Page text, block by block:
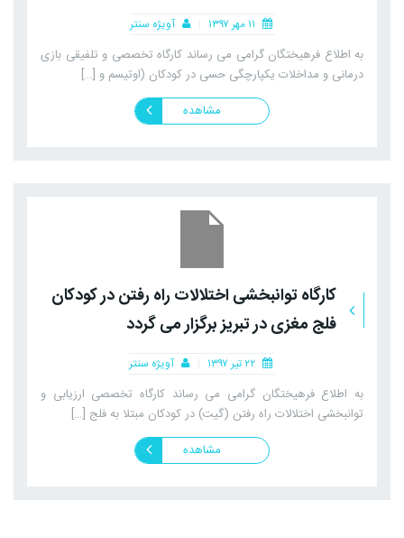
آویژه سنتر
به اطلاع فرهیختگان گرامی می رساند کارگاه تخصصی و تلفیقی بازی
درمانی و مداخلات یکپارچگی حسی در کودکان (اوتیسم و […]
مشاهده
کارگاه توانبخشی اختلالات راه رفتن در کودکان
فلج مغزی در تبریز برگزار می گردد
آویژه سنتر
به اطلاع فرهیختگان گرامی می رساند کارگاه تخصصی ارزیابی و
توانبخشی اختلالات راه رفتن (گیت) در کودکان مبتلا به فلج […]
مشاهده